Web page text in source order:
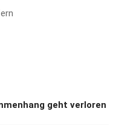
geht verloren